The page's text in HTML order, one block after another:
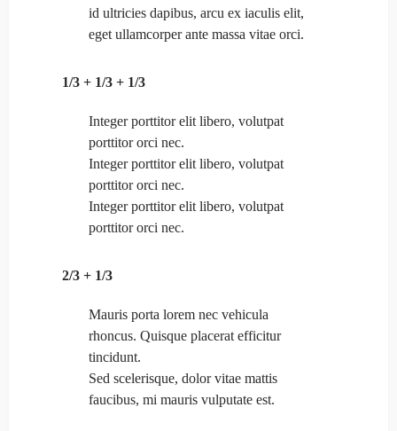
id ultricies dapibus, arcu ex iaculis elit,
eget ullamcorper ante massa vitae orci.
1/3 + 1/3 + 1/3
Integer porttitor elit libero, volutpat
porttitor orci nec.
Integer porttitor elit libero, volutpat
porttitor orci nec.
Integer porttitor elit libero, volutpat
porttitor orci nec.
2/3 + 1/3
Mauris porta lorem nec vehicula
rhoncus. Quisque placerat efficitur
tincidunt.
Sed scelerisque, dolor vitae mattis
faucibus, mi mauris vulputate est.